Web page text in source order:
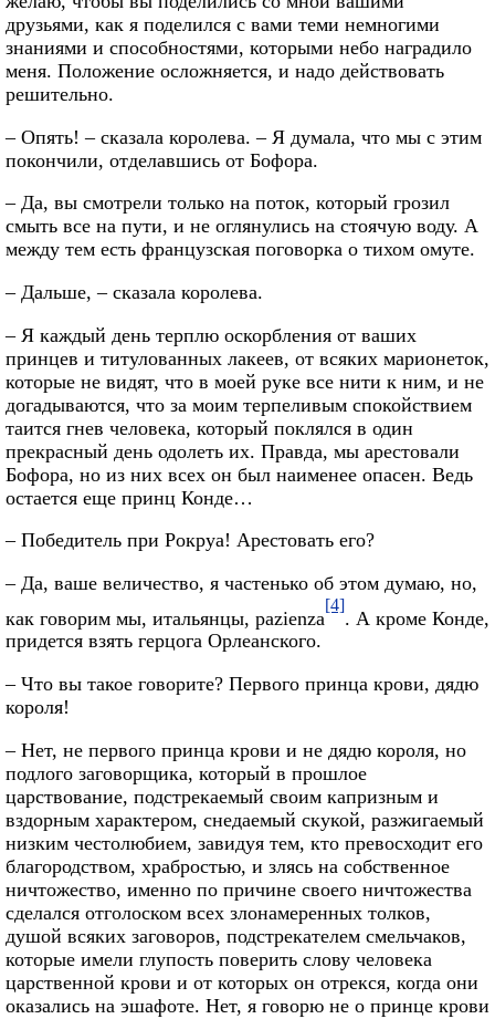
друзьями, как я поделился с вами теми немногими
знаниями и способностями, которыми небо наградило
меня. Положение осложняется, и надо действовать
решительно.
– Опять! – сказала королева. – Я думала, что мы с этим
покончили, отделавшись от Бофора.
– Да, вы смотрели только на поток, который грозил
смыть все на пути, и не оглянулись на стоячую воду. А
между тем есть французская поговорка о тихом омуте.
– Дальше, – сказала королева.
– Я каждый день терплю оскорбления от ваших
принцев и титулованных лакеев, от всяких марионеток,
которые не видят, что в моей руке все нити к ним, и не
догадываются, что за моим терпеливым спокойствием
таится гнев человека, который поклялся в один
прекрасный день одолеть их. Правда, мы арестовали
Бофора, но из них всех он был наименее опасен. Ведь
остается еще принц Конде…
– Победитель при Рокруа! Арестовать его?
– Да, ваше величество, я частенько об этом думаю, но,
как говорим мы, итальянцы, pazienza
[4]
. А кроме Конде,
придется взять герцога Орлеанского.
– Что вы такое говорите? Первого принца крови, дядю
короля!
– Нет, не первого принца крови и не дядю короля, но
подлого заговорщика, который в прошлое
царствование, подстрекаемый своим капризным и
вздорным характером, снедаемый скукой, разжигаемый
низким честолюбием, завидуя тем, кто превосходит его
благородством, храбростью, и злясь на собственное
ничтожество, именно по причине своего ничтожества
сделался отголоском всех злонамеренных толков,
душой всяких заговоров, подстрекателем смельчаков,
которые имели глупость поверить слову человека
царственной крови и от которых он отрекся, когда они
оказались на эшафоте. Нет, я говорю не о принце крови